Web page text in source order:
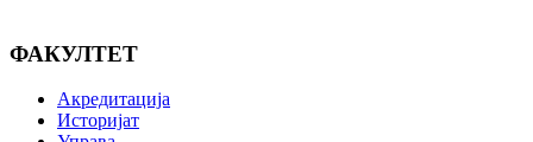
ФАКУЛТЕТ
Акредитација
Историјат